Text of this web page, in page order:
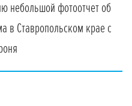
небольшой фотоотчет об
в Ставропольском крае с